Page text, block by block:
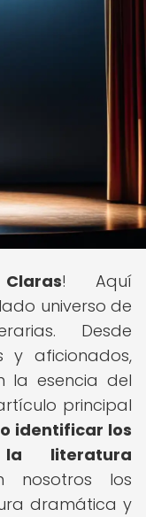
! Aquí
universo de
Desde
y aficionados,
la esencia del
principal
identificar los
literatura
nosotros los
dramática y